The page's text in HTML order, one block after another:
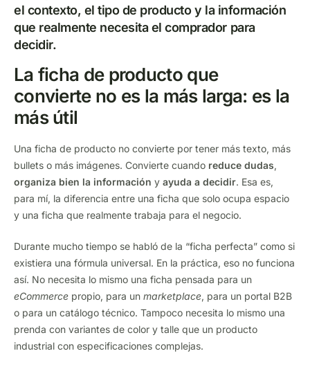
el contexto, el tipo de producto y la información
que realmente necesita el comprador para
decidir.
La ficha de producto que
convierte no es la más larga: es la
más útil
Una ficha de producto no convierte por tener más texto, más
bullets o más imágenes. Convierte cuando reduce dudas,
organiza bien la información y ayuda a decidir. Esa es,
para mí, la diferencia entre una ficha que solo ocupa espacio
y una ficha que realmente trabaja para el negocio.
Durante mucho tiempo se habló de la “ficha perfecta” como si
existiera una fórmula universal. En la práctica, eso no funciona
así. No necesita lo mismo una ficha pensada para un
eCommerce propio, para un marketplace, para un portal B2B
o para un catálogo técnico. Tampoco necesita lo mismo una
prenda con variantes de color y talle que un producto
industrial con especificaciones complejas.